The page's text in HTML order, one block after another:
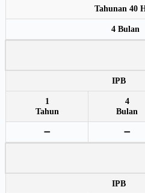
Tahunan 40
4 Bulan
IPB
1
Tahun
4
Bulan
➖ ➖
IPB